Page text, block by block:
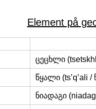
Element på
ცეცხლი
წყალი (ts’q’ali /
ნიადაგი